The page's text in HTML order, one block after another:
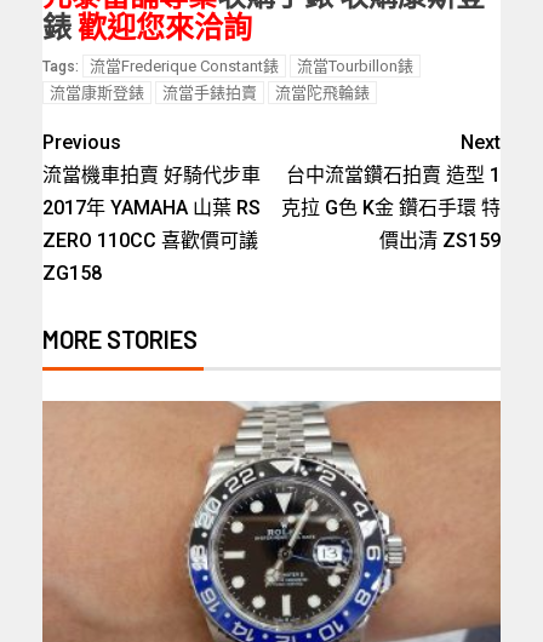
錶歡迎您來洽詢
Tags: 流當Frederique Constant錶
流當Tourbillon錶
流當康斯登錶
流當手錶拍賣 流當陀飛輪錶
Previous
流當機車拍賣 好騎代步車
2017年 YAMAHA 山葉 RS
ZERO 110CC 喜歡價可議
ZG158
Next
台中流當鑽石拍賣 造型 1
克拉 G色 K金 鑽石手環 特
價出清 ZS159
MORE STORIES